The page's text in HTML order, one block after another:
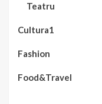
Teatru
Cultura1
Fashion
Food&Travel